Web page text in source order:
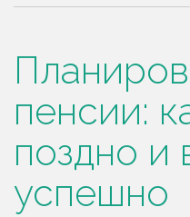
пенсии:
поздно и
успешно